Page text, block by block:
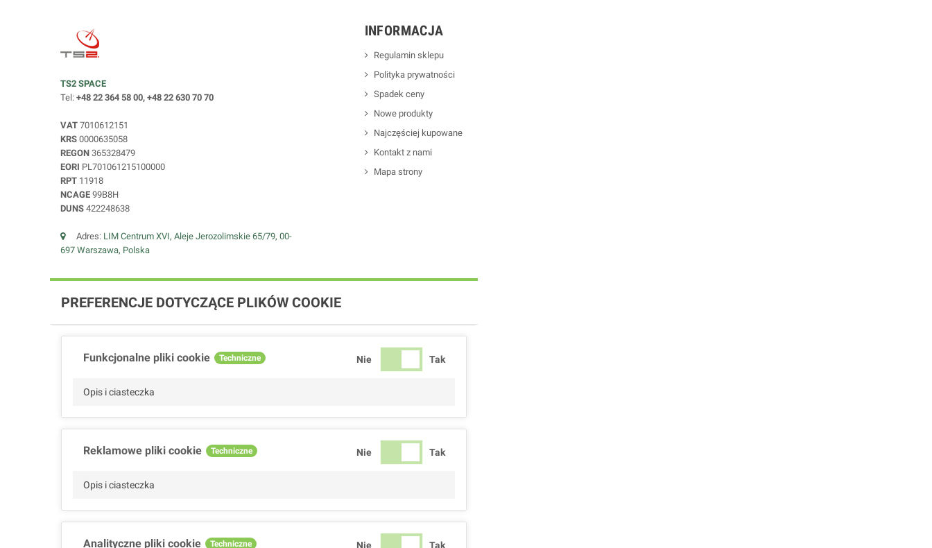
TS2 SPACE
Tel: +48 22 364 58 00, +48 22 630 70 70
VAT 7010612151
KRS 0000635058
REGON 365328479
EORI PL701061215100000
RPT 11918
NCAGE 99B8H
DUNS 422248638
Adres: LIM Centrum XVI, Aleje Jerozolimskie 65/79, 00-
697 Warszawa, Polska
INFORMACJA
Regulamin sklepu
Polityka prywatności
Spadek ceny
Nowe produkty
Najczęściej kupowane
Kontakt z nami
Mapa strony
PREFERENCJE DOTYCZĄCE PLIKÓW COOKIE
Funkcjonalne pliki cookie Techniczne Nie Tak
Opis i ciasteczka
Reklamowe pliki cookie Techniczne Nie Tak
Opis i ciasteczka
Analityczne pliki cookie Techniczne Nie Tak